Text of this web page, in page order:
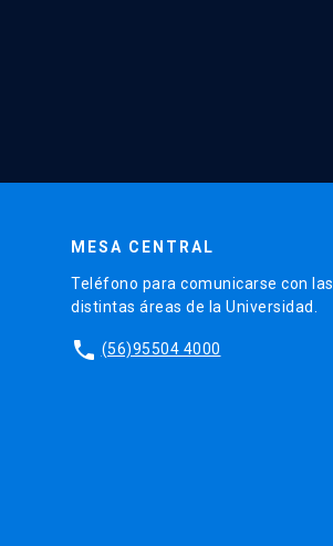
MESA CENTRAL
Teléfono para comunicarse con las
distintas áreas de la Universidad.
phone (56)95504 4000